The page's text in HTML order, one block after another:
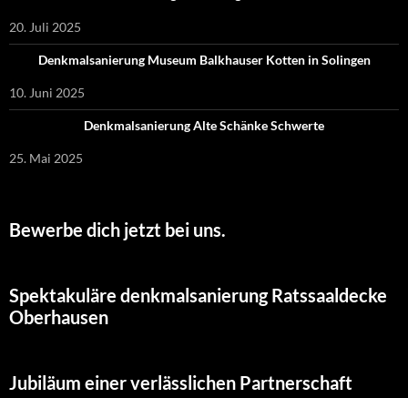
20. Juli 2025
Denkmalsanierung Museum Balkhauser Kotten in Solingen
10. Juni 2025
Denkmalsanierung Alte Schänke Schwerte
25. Mai 2025
Bewerbe dich jetzt bei uns.
Spektakuläre denkmalsanierung Ratssaaldecke
Oberhausen
Jubiläum einer verlässlichen Partnerschaft